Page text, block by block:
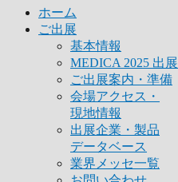
ホーム
ご出展
基本情報
MEDICA 2025 出
ご出展案内・準備
会場アクセス・
現地情報
出展企業・製品
データベース
業界メッセ一覧